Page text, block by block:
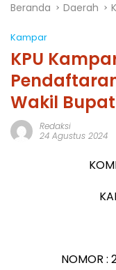
Beranda Daerah
Kampar
KPU
Wakil
Redaksi
24 Agustus 2024
NOMOR :